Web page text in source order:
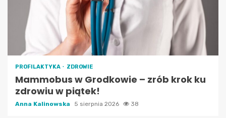
PROFILAKTYKA ZDROWIE
Mammobus w Grodkowie – zrób krok ku
zdrowiu w piątek!
Anna Kalinowska 5 sierpnia 2026 38